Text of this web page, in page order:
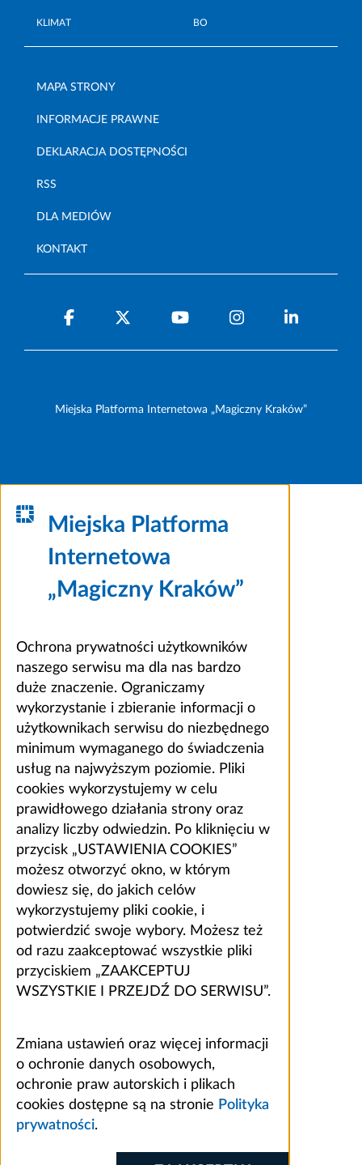
KLIMAT BO
MAPA STRONY
INFORMACJE PRAWNE
DEKLARACJA DOSTĘPNOŚCI
RSS
DLA MEDIÓW
KONTAKT
Miejska Platforma Internetowa „Magiczny Kraków”
Miejska Platforma
Internetowa
„Magiczny Kraków”
Ochrona prywatności użytkowników
naszego serwisu ma dla nas bardzo
duże znaczenie. Ograniczamy
wykorzystanie i zbieranie informacji o
użytkownikach serwisu do niezbędnego
minimum wymaganego do świadczenia
usług na najwyższym poziomie. Pliki
cookies wykorzystujemy w celu
prawidłowego działania strony oraz
analizy liczby odwiedzin. Po kliknięciu w
przycisk „USTAWIENIA COOKIES”
możesz otworzyć okno, w którym
dowiesz się, do jakich celów
wykorzystujemy pliki cookie, i
potwierdzić swoje wybory. Możesz też
od razu zaakceptować wszystkie pliki
przyciskiem „ZAAKCEPTUJ
WSZYSTKIE I PRZEJDŹ DO SERWISU”.
Zmiana ustawień oraz więcej informacji
o ochronie danych osobowych,
ochronie praw autorskich i plikach
cookies dostępne są na stronie Polityka
prywatności.